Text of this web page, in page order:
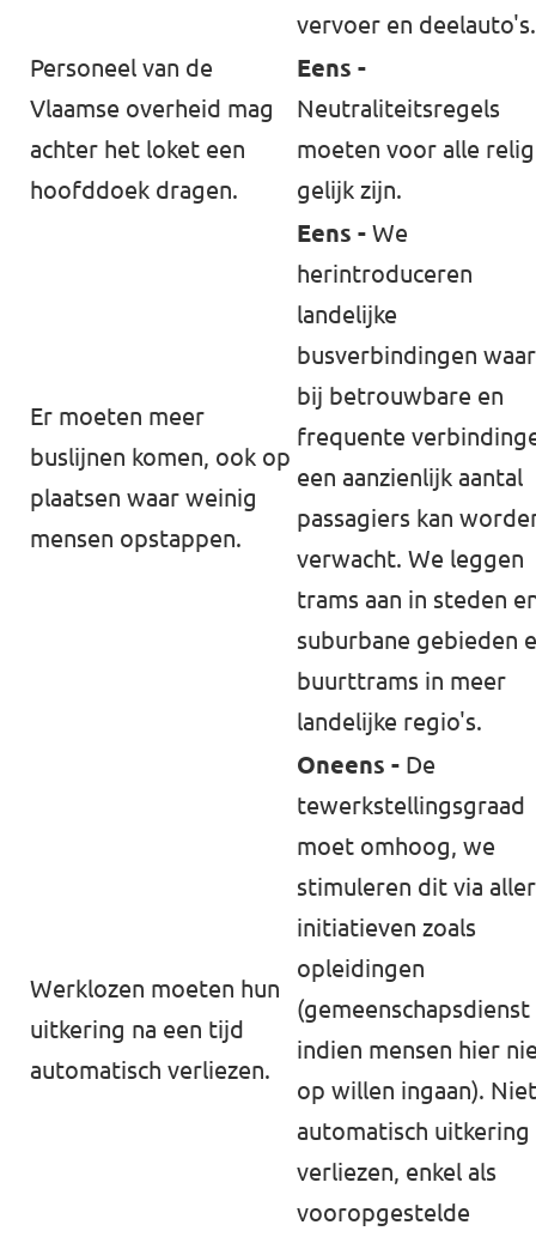
vervoer en
Personeel van de
Vlaamse overheid mag
achter het loket een
hoofddoek dragen.
Eens -
Neutraliteitsregels
moeten voor alle
gelijk zijn.
Er moeten meer
buslijnen komen, ook op
plaatsen waar weinig
mensen opstappen.
Eens - We
herintroduceren
landelijke
busverbindingen
bij betrouwbare en
frequente
een aanzienlijk aantal
passagiers kan
verwacht. We leggen
trams aan in steden
suburbane gebieden
buurttrams in meer
landelijke regio's.
Werklozen moeten hun
⁠uitkering⁠ na een tijd
automatisch verliezen.
Oneens - De
tewerkstellingsgraad
moet omhoog, we
stimuleren dit via
initiatieven zoals
opleidingen
(gemeenschapsdienst
indien mensen hier
op willen ingaan). Niet
automatisch uitkering
verliezen, enkel als
vooropgestelde